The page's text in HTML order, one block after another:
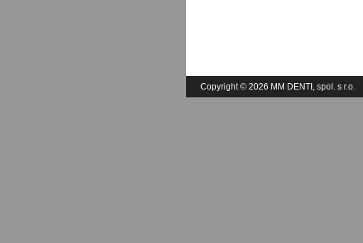
Copyright © 2026 MM DENTI, spol. s r.o.